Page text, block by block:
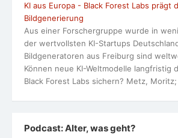
KI aus Europa - Black Forest Labs prägt
Bildgenerierung
Aus einer Forschergruppe wurde in
der wertvollsten KI-Startups
Bildgeneratoren aus Freiburg sind
Können neue KI-Weltmodelle langfristig
Black Forest Labs sichern? Metz,
Podcast: Alter, was geht?